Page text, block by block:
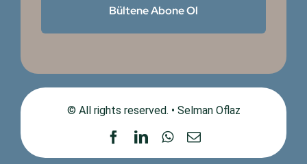
Bültene Abone Ol
© All rights reserved. • Selman Oflaz